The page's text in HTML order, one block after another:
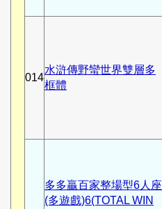
014
水滸傳野蠻世界雙層多
框體
多多贏百家整場型6人座
(多遊戲)6(TOTAL WIN